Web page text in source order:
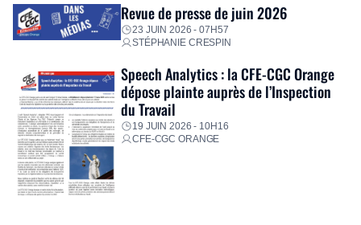
Revue de presse de juin 2026
23 JUIN 2026 - 07H57
STÉPHANIE CRESPIN
Speech Analytics : la CFE-CGC Orange
dépose plainte auprès de l’Inspection
du Travail
19 JUIN 2026 - 10H16
CFE-CGC ORANGE